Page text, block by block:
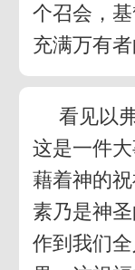
个召会，
充满万有者
看见以
这是一件
藉着神的
素乃是神
作到我们